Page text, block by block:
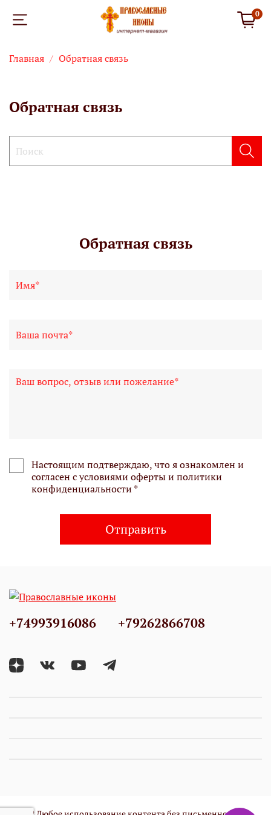
0
Главная Обратная связь
Обратная связь
Обратная связь
Настоящим подтверждаю, что я ознакомлен и
согласен с условиями оферты и политики
конфиденциальности *
Отправить
+74993916086 +79262866708